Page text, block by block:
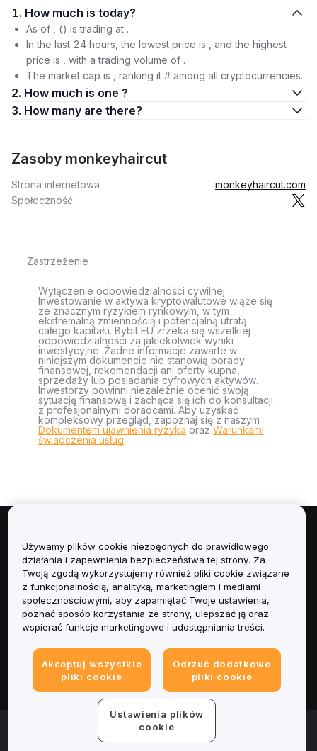
1. How much is today?
As of , () is trading at .
In the last 24 hours, the lowest price is , and the highest
price is , with a trading volume of .
The market cap is , ranking it # among all cryptocurrencies.
2. How much is one ?
3. How many are there?
Zasoby monkeyhaircut
Strona internetowa
monkeyhaircut.com
Społeczność
Zastrzeżenie
Wyłączenie odpowiedzialności cywilnej
Inwestowanie w aktywa kryptowalutowe wiąże się
ze znacznym ryzykiem rynkowym, w tym
ekstremalną zmiennością i potencjalną utratą
całego kapitału. Bybit EU zrzeka się wszelkiej
odpowiedzialności za jakiekolwiek wyniki
inwestycyjne. Żadne informacje zawarte w
niniejszym dokumencie nie stanowią porady
finansowej, rekomendacji ani oferty kupna,
sprzedaży lub posiadania cyfrowych aktywów.
Inwestorzy powinni niezależnie ocenić swoją
sytuację finansową i zachęca się ich do konsultacji
z profesjonalnymi doradcami. Aby uzyskać
kompleksowy przegląd, zapoznaj się z naszym
Dokumentem ujawnienia ryzyka orazWarunkami
świadczenia usług.
Informacje
Usługi
Obsługa Klienta
Informacje prawne
© 2025-2026 Bybit.eu. All rights reserved.
Używamy plików cookie niezbędnych do prawidłowego
działania i zapewnienia bezpieczeństwa tej strony. Za
Twoją zgodą wykorzystujemy również pliki cookie związane
z funkcjonalnością, analityką, marketingiem i mediami
społecznościowymi, aby zapamiętać Twoje ustawienia,
poznać sposób korzystania ze strony, ulepszać ją oraz
wspierać funkcje marketingowe i udostępniania treści.
Akceptuj wszystkie
pliki cookie
Odrzuć dodatkowe
pliki cookie
Ustawienia plików
cookie